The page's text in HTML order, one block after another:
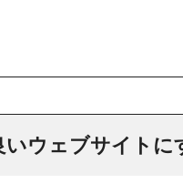
いウェブサイト